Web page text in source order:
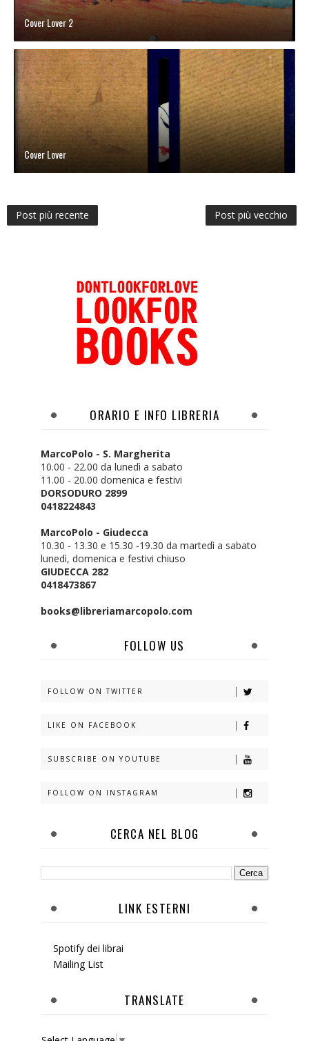
Cover Lover 2
Cover Lover
Post più recente Post più vecchio
ORARIO E INFO LIBRERIA
MarcoPolo - S. Margherita
10.00 - 22.00 da lunedì a sabato
11.00 - 20.00 domenica e festivi
DORSODURO 2899
0418224843
MarcoPolo - Giudecca
10.30 - 13.30 e 15.30 -19.30 da martedì a sabato
lunedì, domenica e festivi chiuso
GIUDECCA 282
0418473867
books@libreriamarcopolo.com
FOLLOW US
FOLLOW ON TWITTER
LIKE ON FACEBOOK
SUBSCRIBE ON YOUTUBE
FOLLOW ON INSTAGRAM
CERCA NEL BLOG
LINK ESTERNI
Spotify dei librai
Mailing List
TRANSLATE